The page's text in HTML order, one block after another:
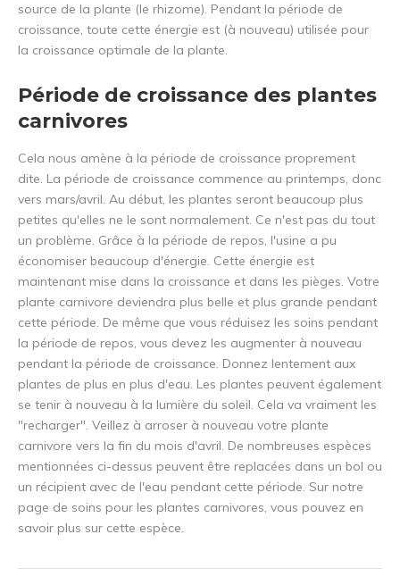
source de la plante (le rhizome). Pendant la période de
croissance, toute cette énergie est (à nouveau) utilisée pour
la croissance optimale de la plante.
Période de croissance des plantes
carnivores
Cela nous amène à la période de croissance proprement
dite. La période de croissance commence au printemps, donc
vers mars/avril. Au début, les plantes seront beaucoup plus
petites qu'elles ne le sont normalement. Ce n'est pas du tout
un problème. Grâce à la période de repos, l'usine a pu
économiser beaucoup d'énergie. Cette énergie est
maintenant mise dans la croissance et dans les pièges. Votre
plante carnivore deviendra plus belle et plus grande pendant
cette période. De même que vous réduisez les soins pendant
la période de repos, vous devez les augmenter à nouveau
pendant la période de croissance. Donnez lentement aux
plantes de plus en plus d'eau. Les plantes peuvent également
se tenir à nouveau à la lumière du soleil. Cela va vraiment les
"recharger". Veillez à arroser à nouveau votre plante
carnivore vers la fin du mois d'avril. De nombreuses espèces
mentionnées ci-dessus peuvent être replacées dans un bol ou
un récipient avec de l'eau pendant cette période. Sur notre
page de soins pour les plantes carnivores, vous pouvez en
savoir plus sur cette espèce.